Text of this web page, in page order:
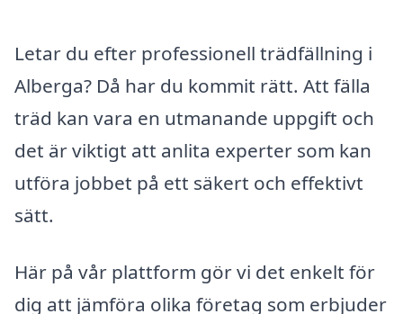
Letar du efter professionell trädfällning i
Alberga? Då har du kommit rätt. Att fälla
träd kan vara en utmanande uppgift och
det är viktigt att anlita experter som kan
utföra jobbet på ett säkert och effektivt
sätt.
Här på vår plattform gör vi det enkelt för
dig att jämföra olika företag som erbjuder